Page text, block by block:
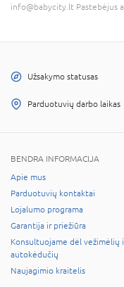
info@babycity.lt Pastebėjus
Užsakymo statusas
Parduotuvių darbo laikas
BENDRA INFORMACIJA
Apie mus
Parduotuvių kontaktai
Lojalumo programa
Garantija ir priežiūra
Konsultuojame dėl vežimėlių
autokėdučių
Naujagimio kraitelis